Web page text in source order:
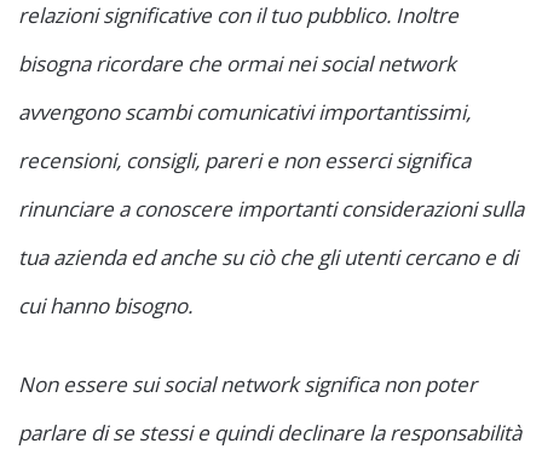
relazioni significative con il tuo pubblico. Inoltre
bisogna ricordare che ormai nei social network
avvengono scambi comunicativi importantissimi,
recensioni, consigli, pareri e non esserci significa
rinunciare a conoscere importanti considerazioni sulla
tua azienda ed anche su ciò che gli utenti cercano e di
cui hanno bisogno.
Non essere sui social network significa non poter
parlare di se stessi e quindi declinare la responsabilità